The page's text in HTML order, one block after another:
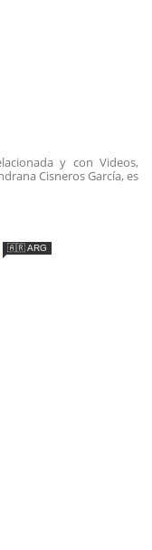
y con Videos,
Cisneros García, es
🇦🇷 ARG